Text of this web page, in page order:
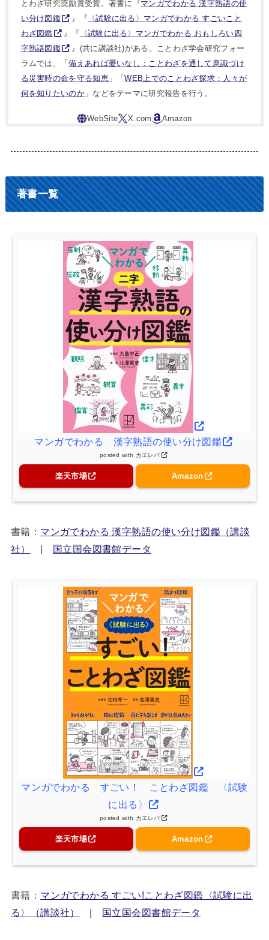
とわざ研究奨励賞受賞。著書に『マンガでわかる 漢字熟語の使
い分け図鑑
』『 〈試験に出る〉マンガでわかる すごいこと
わざ図鑑
』『
〈試験に出る〉マンガでわかる おもしろい四
字熟語図鑑
』(共に講談社)がある。ことわざ学会研究フォー
ラムでは、「備えあれば憂いなし：ことわざを通して意識づけ
る災害時の命を守る知恵」「WEB上でのことわざ探求：人々が
何を知りたいのか」などをテーマに研究報告を行う。
著書一覧
マンガでわかる 漢字熟語の使い分け図鑑
posted with カエレバ
楽天市場 Amazon
書籍： マンガでわかる 漢字熟語の使い分け図鑑（講談
社）
| 国立国会図書館データ
マンガでわかる すごい！ ことわざ図鑑 〈試験
に出る〉
posted with カエレバ
楽天市場 Amazon
書籍： マンガでわかる すごい!ことわざ図鑑〈試験に出
る〉（講談社）
| 国立国会図書館データ